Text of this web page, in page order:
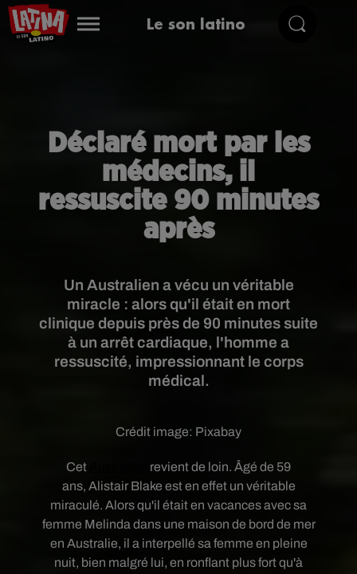
Le son latino
Déclaré mort par les
médecins, il
ressuscite 90 minutes
après
Un Australien a vécu un véritable
miracle : alors qu'il était en mort
clinique depuis près de 90 minutes suite
à un arrêt cardiaque, l'homme a
ressuscité, impressionnant le corps
médical.
Crédit image: Pixabay
Cet
revient de loin. Âgé de 59
ans, Alistair Blake est en effet un véritable
miraculé. Alors qu'il était en vacances avec sa
femme Melinda dans une maison de bord de mer
en Australie, il a interpellé sa femme en pleine
nuit, bien malgré lui, en ronflant plus fort qu'à